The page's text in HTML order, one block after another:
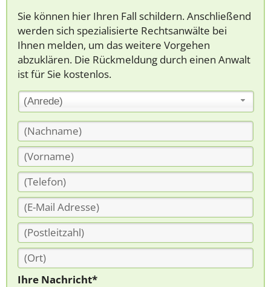
Sie können hier Ihren Fall schildern. Anschließend
werden sich spezialisierte Rechtsanwälte bei
Ihnen melden, um das weitere Vorgehen
abzuklären. Die Rückmeldung durch einen Anwalt
ist für Sie kostenlos.
(Anrede)
Ihre Nachricht*